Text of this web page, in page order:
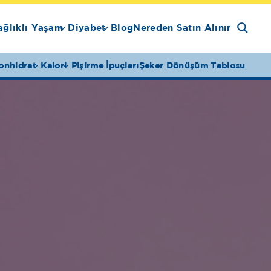
Yaşam Diyabet Blog Nereden Satın Alınır
Kalori Pişirme İpuçlarıŞeker Dönüşüm Tablosu